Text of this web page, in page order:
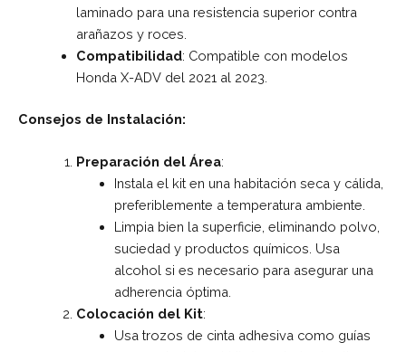
laminado para una resistencia superior contra
arañazos y roces.
Compatibilidad: Compatible con modelos
Honda X-ADV del 2021 al 2023.
Consejos de Instalación:
Preparación del Área:
Instala el kit en una habitación seca y cálida,
preferiblemente a temperatura ambiente.
Limpia bien la superficie, eliminando polvo,
suciedad y productos químicos. Usa
alcohol si es necesario para asegurar una
adherencia óptima.
Colocación del Kit:
Usa trozos de cinta adhesiva como guías